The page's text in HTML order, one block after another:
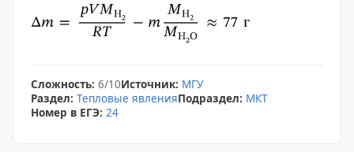
Сложность: 6/10Источник: МГУ
Раздел: Тепловые явленияПодраздел: МКТ
Номер в ЕГЭ: 24